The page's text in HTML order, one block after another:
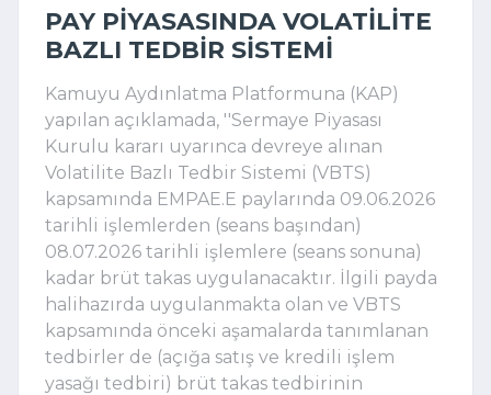
PAY PIYASASINDA VOLATILITE
BAZLI TEDBIR SISTEMI
Kamuyu Aydınlatma Platformuna (KAP)
yapılan açıklamada, ''Sermaye Piyasası
Kurulu kararı uyarınca devreye alınan
Volatilite Bazlı Tedbir Sistemi (VBTS)
kapsamında EMPAE.E paylarında 09.06.2026
tarihli işlemlerden (seans başından)
08.07.2026 tarihli işlemlere (seans sonuna)
kadar brüt takas uygulanacaktır. İlgili payda
halihazırda uygulanmakta olan ve VBTS
kapsamında önceki aşamalarda tanımlanan
tedbirler de (açığa satış ve kredili işlem
yasağı tedbiri) brüt takas tedbirinin